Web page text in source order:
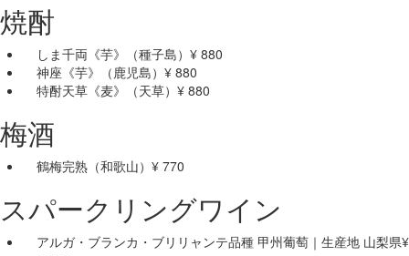
焼酎
しま千両《芋》 （種子島） ¥ 880
神座《芋》
（鹿児島） ¥ 880
特酎天草《麦》
（天草） ¥ 880
梅酒
鶴梅完熟 （和歌山） ¥ 770
スパークリングワイン
アルガ・ブランカ・ブリリャンテ品種 甲州葡萄｜生産地 山梨県¥